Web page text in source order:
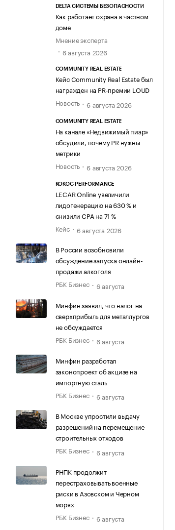
DELTA СИСТЕМЫ БЕЗОПАСНОСТИ
Как работает охрана в частном
доме
Мнение эксперта
6 августа 2026
COMMUNITY REAL ESTATE
Кейс Community Real Estate был
награжден на PR-премии LOUD
Новость
6 августа 2026
COMMUNITY REAL ESTATE
На канале «Недвижимый пиар»
обсудили, почему PR нужны
метрики
Новость
6 августа 2026
KOKOC PERFORMANCE
LECAR Online увеличили
лидогенерацию на 630 % и
снизили CPA на 71 %
Кейс
6 августа 2026
В России возобновили
обсуждение запуска онлайн-
продажи алкоголя
РБК Бизнес
6 августа
Минфин заявил, что налог на
сверхприбыль для металлургов
не обсуждается
РБК Бизнес
6 августа
Минфин разработал
законопроект об акцизе на
импортную сталь
РБК Бизнес
6 августа
В Москве упростили выдачу
разрешений на перемещение
строительных отходов
РБК Бизнес
6 августа
РНПК продолжит
перестраховывать военные
риски в Азовском и Черном
морях
РБК Бизнес
6 августа